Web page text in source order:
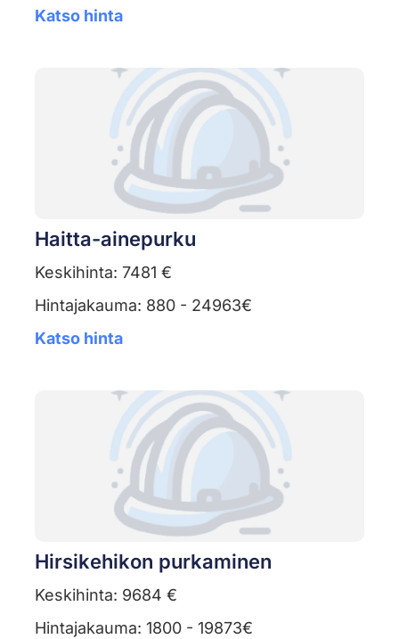
Katso hinta
Haitta-ainepurku
Keskihinta: 7481 €
Hintajakauma: 880 - 24963€
Katso hinta
Hirsikehikon purkaminen
Keskihinta: 9684 €
Hintajakauma: 1800 - 19873€